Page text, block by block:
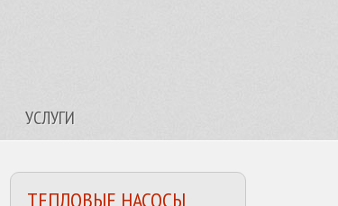
УСЛУГИ
ТЕПЛОВЫЕ НАСОСЫ